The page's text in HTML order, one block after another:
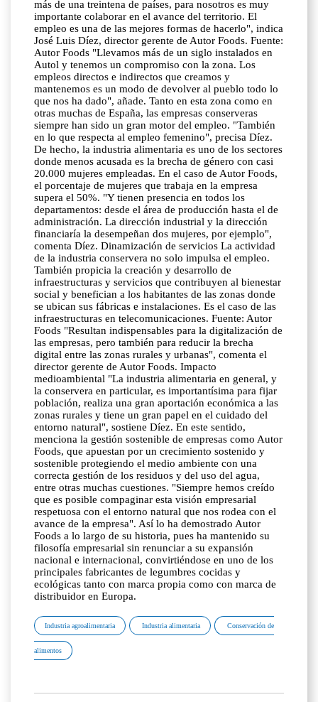
más de una treintena de países, para nosotros es muy
importante colaborar en el avance del territorio. El
empleo es una de las mejores formas de hacerlo", indica
José Luis Díez, director gerente de Autor Foods. Fuente:
Autor Foods "Llevamos más de un siglo instalados en
Autol y tenemos un compromiso con la zona. Los
empleos directos e indirectos que creamos y
mantenemos es un modo de devolver al pueblo todo lo
que nos ha dado", añade. Tanto en esta zona como en
otras muchas de España, las empresas conserveras
siempre han sido un gran motor del empleo. "También
en lo que respecta al empleo femenino", precisa Díez.
De hecho, la industria alimentaria es uno de los sectores
donde menos acusada es la brecha de género con casi
20.000 mujeres empleadas. En el caso de Autor Foods,
el porcentaje de mujeres que trabaja en la empresa
supera el 50%. "Y tienen presencia en todos los
departamentos: desde el área de producción hasta el de
administración. La dirección industrial y la dirección
financiaría la desempeñan dos mujeres, por ejemplo",
comenta Díez. Dinamización de servicios La actividad
de la industria conservera no solo impulsa el empleo.
También propicia la creación y desarrollo de
infraestructuras y servicios que contribuyen al bienestar
social y benefician a los habitantes de las zonas donde
se ubican sus fábricas e instalaciones. Es el caso de las
infraestructuras en telecomunicaciones. Fuente: Autor
Foods "Resultan indispensables para la digitalización de
las empresas, pero también para reducir la brecha
digital entre las zonas rurales y urbanas", comenta el
director gerente de Autor Foods. Impacto
medioambiental "La industria alimentaria en general, y
la conservera en particular, es importantísima para fijar
población, realiza una gran aportación económica a las
zonas rurales y tiene un gran papel en el cuidado del
entorno natural", sostiene Díez. En este sentido,
menciona la gestión sostenible de empresas como Autor
Foods, que apuestan por un crecimiento sostenido y
sostenible protegiendo el medio ambiente con una
correcta gestión de los residuos y del uso del agua,
entre otras muchas cuestiones. "Siempre hemos creído
que es posible compaginar esta visión empresarial
respetuosa con el entorno natural que nos rodea con el
avance de la empresa". Así lo ha demostrado Autor
Foods a lo largo de su historia, pues ha mantenido su
filosofía empresarial sin renunciar a su expansión
nacional e internacional, convirtiéndose en uno de los
principales fabricantes de legumbres cocidas y
ecológicas tanto con marca propia como con marca de
distribuidor en Europa.
Industria agroalimentaria Industria alimentaria Conservación de
alimentos